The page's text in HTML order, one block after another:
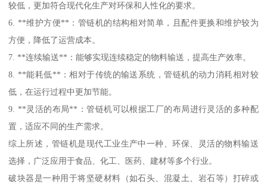
较低，更加符合现代化生产对环保和人性化的要求。
6. **维护方便**：管链机的结构相对简单，且配件更换和维护较为
方便，降低了运营成本。
7. **连续输送**：能够实现连续稳定的物料输送，提高生产效率。
8. **能耗低**：相对于传统的输送系统，管链机的动力消耗相对较
低，在运行过程中更加节能。
9. **灵活的布局**：管链机可以根据工厂的布局进行灵活的多种配
置，适应不同的生产需求。
综上所述，管链机是现代工业生产中一种、环保、灵活的物料输送
选择，广泛应用于食品、化工、医药、建材等多个行业。
破块器是一种用于将坚硬材料（如石头、混凝土、岩石等）打碎或